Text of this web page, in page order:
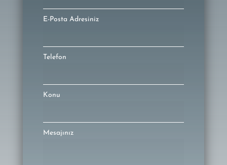
E-Posta Adresiniz
Telefon
Konu
Mesajınız